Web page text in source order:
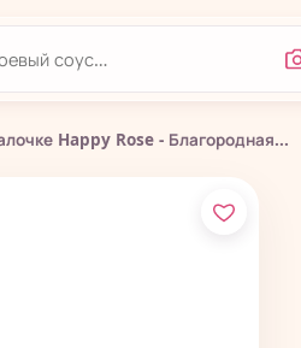
Happy Rose - Благородная...